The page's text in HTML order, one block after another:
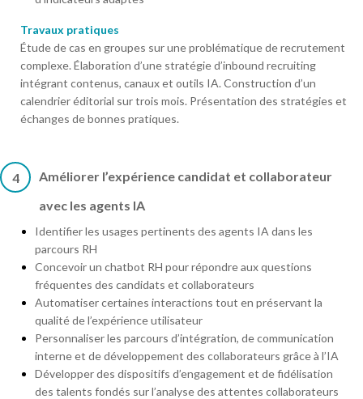
Travaux pratiques
Étude de cas en groupes sur une problématique de recrutement
complexe. Élaboration d’une stratégie d’inbound recruiting
intégrant contenus, canaux et outils IA. Construction d’un
calendrier éditorial sur trois mois. Présentation des stratégies et
échanges de bonnes pratiques.
4
Améliorer l’expérience candidat et collaborateur
avec les agents IA
Identifier les usages pertinents des agents IA dans les
parcours RH
Concevoir un chatbot RH pour répondre aux questions
fréquentes des candidats et collaborateurs
Automatiser certaines interactions tout en préservant la
qualité de l’expérience utilisateur
Personnaliser les parcours d’intégration, de communication
interne et de développement des collaborateurs grâce à l’IA
Développer des dispositifs d’engagement et de fidélisation
des talents fondés sur l’analyse des attentes collaborateurs